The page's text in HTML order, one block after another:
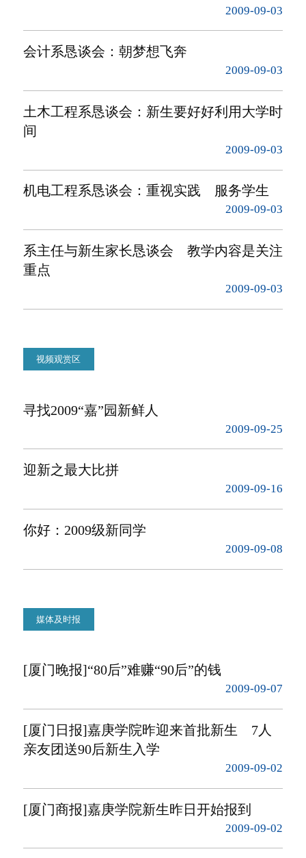
2009-09-03
会计系恳谈会：朝梦想飞奔
2009-09-03
土木工程系恳谈会：新生要好好利用大学时
间
2009-09-03
机电工程系恳谈会：重视实践 服务学生
2009-09-03
系主任与新生家长恳谈会 教学内容是关注
重点
2009-09-03
视频观赏区
寻找2009“嘉”园新鲜人
2009-09-25
迎新之最大比拼
2009-09-16
你好：2009级新同学
2009-09-08
媒体及时报
[厦门晚报]“80后”难赚“90后”的钱
2009-09-07
[厦门日报]嘉庚学院昨迎来首批新生 7人
亲友团送90后新生入学
2009-09-02
[厦门商报]嘉庚学院新生昨日开始报到
2009-09-02